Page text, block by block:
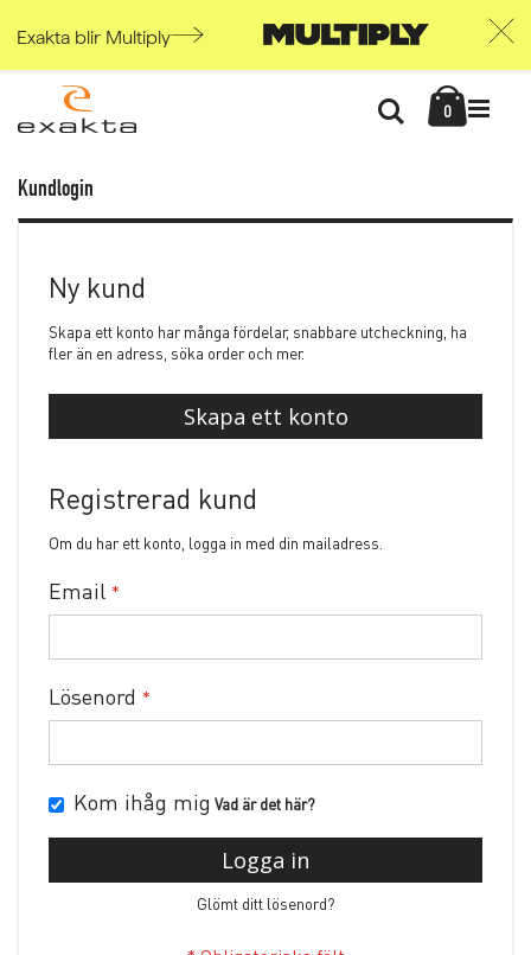
Exakta blir Multiply
Content
0items
Söka
Kundlogin
Ny kund
Skapa ett konto har många fördelar, snabbare utcheckning, ha
fler än en adress, söka order och mer.
Skapa ett konto
Registrerad kund
Om du har ett konto, logga in med din mailadress.
Email
Lösenord
Kom ihåg mig Vad är det här?
Logga in
Glömt ditt lösenord?